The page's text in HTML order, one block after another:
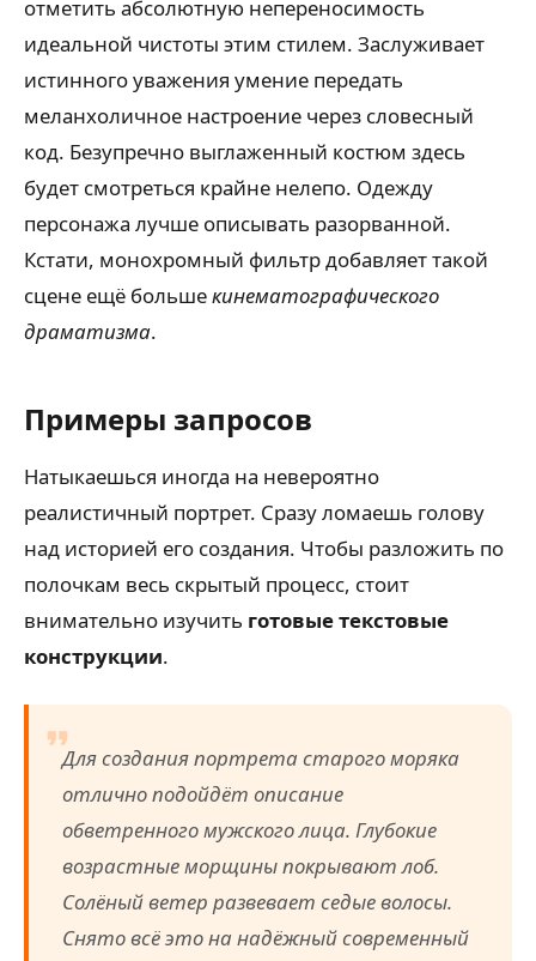
отметить абсолютную непереносимость
идеальной чистоты этим стилем. Заслуживает
истинного уважения умение передать
меланхоличное настроение через словесный
код. Безупречно выглаженный костюм здесь
будет смотреться крайне нелепо. Одежду
персонажа лучше описывать разорванной.
Кстати, монохромный фильтр добавляет такой
сцене ещё большекинематографического
драматизма.
Примеры запросов
Натыкаешься иногда на невероятно
реалистичный портрет. Сразу ломаешь голову
над историей его создания. Чтобы разложить по
полочкам весь скрытый процесс, стоит
внимательно изучить готовые текстовые
конструкции.
Для создания портрета старого моряка
отлично подойдёт описание
обветренного мужского лица. Глубокие
возрастные морщины покрывают лоб.
Солёный ветер развевает седые волосы.
Снято всё это на надёжный современный